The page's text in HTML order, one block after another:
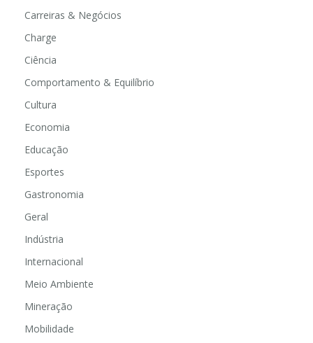
Carreiras & Negócios
Charge
Ciência
Comportamento & Equilíbrio
Cultura
Economia
Educação
Esportes
Gastronomia
Geral
Indústria
Internacional
Meio Ambiente
Mineração
Mobilidade